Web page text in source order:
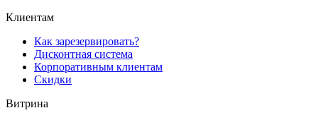
Клиентам
Как зарезервировать?
Дисконтная система
Корпоративным клиентам
Скидки
Витрина